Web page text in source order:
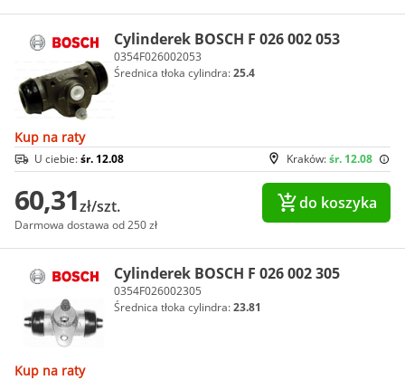
Cylinderek BOSCH F 026 002 053
0354F026002053
Średnica tłoka cylindra:25.4
Kup na raty
Kraków:śr. 12.08
U ciebie:śr. 12.08
60,31zł/szt.
Darmowa dostawa od 250 zł
do koszyka
Cylinderek BOSCH F 026 002 305
0354F026002305
Średnica tłoka cylindra:23.81
Kup na raty